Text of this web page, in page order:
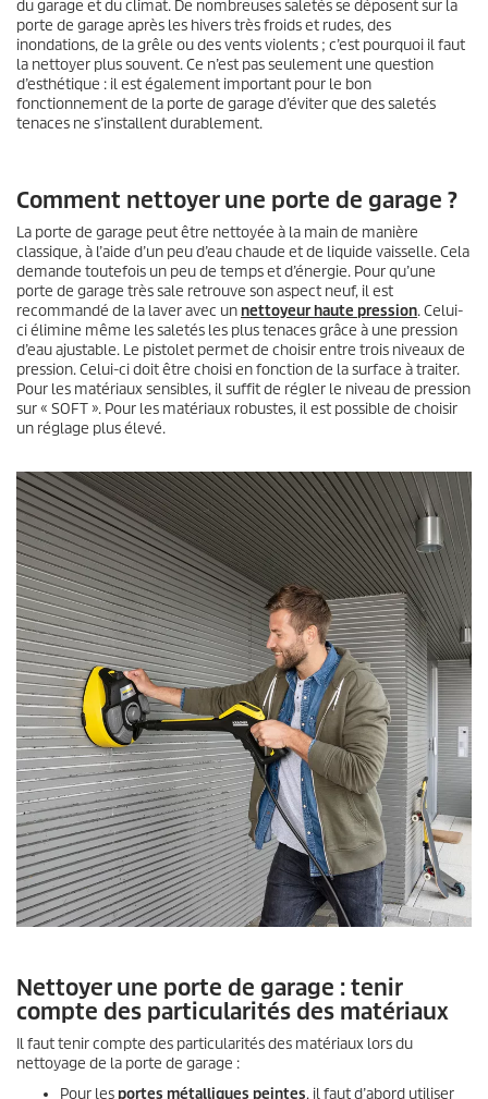
du garage et du climat. De nombreuses saletés se déposent sur la
porte de garage après les hivers très froids et rudes, des
inondations, de la grêle ou des vents violents ; c’est pourquoi il faut
la nettoyer plus souvent. Ce n’est pas seulement une question
d’esthétique : il est également important pour le bon
fonctionnement de la porte de garage d’éviter que des saletés
tenaces ne s’installent durablement.
Comment nettoyer une porte de garage ?
La porte de garage peut être nettoyée à la main de manière
classique, à l’aide d’un peu d’eau chaude et de liquide vaisselle. Cela
demande toutefois un peu de temps et d’énergie. Pour qu’une
porte de garage très sale retrouve son aspect neuf, il est
recommandé de la laver avec unnettoyeur haute pression. Celui-
ci élimine même les saletés les plus tenaces grâce à une pression
d’eau ajustable. Le pistolet permet de choisir entre trois niveaux de
pression. Celui-ci doit être choisi en fonction de la surface à traiter.
Pour les matériaux sensibles, il suffit de régler le niveau de pression
sur « SOFT ». Pour les matériaux robustes, il est possible de choisir
un réglage plus élevé.
Nettoyer une porte de garage : tenir
compte des particularités des matériaux
Il faut tenir compte des particularités des matériaux lors du
nettoyage de la porte de garage :
Pour lesportes métalliques peintes, il faut d’abord utiliser